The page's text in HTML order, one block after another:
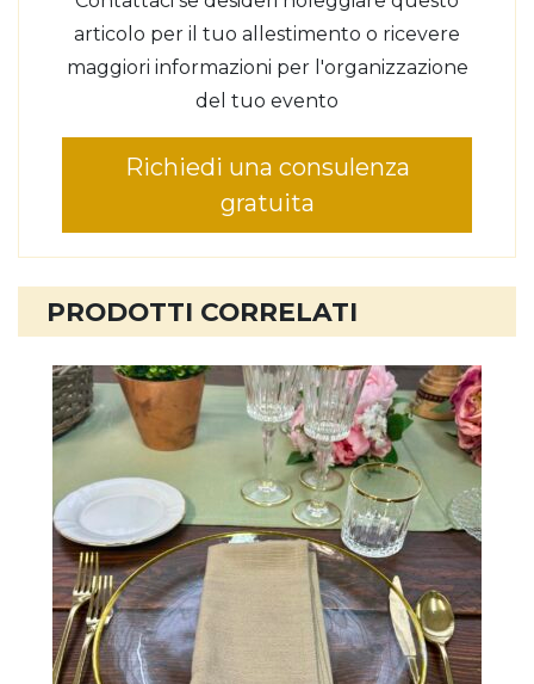
articolo per il tuo allestimento o ricevere
maggiori informazioni per l'organizzazione
del tuo evento
Richiedi una consulenza
gratuita
PRODOTTI CORRELATI